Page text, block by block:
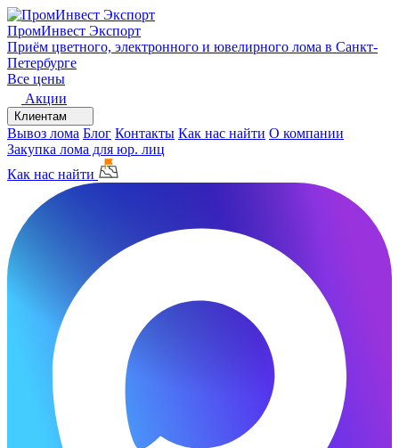
ПромИнвест Экспорт
Приём цветного, электронного и ювелирного лома в Санкт-
Петербурге
Все цены
Акции
Клиентам
Вывоз лома Блог Контакты Как нас найти О компании
Закупка лома для юр. лиц
Как нас найти